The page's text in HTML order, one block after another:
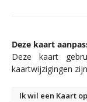
Deze kaart
Deze kaart
kaartwijzigingen
Ik wil een Kaart